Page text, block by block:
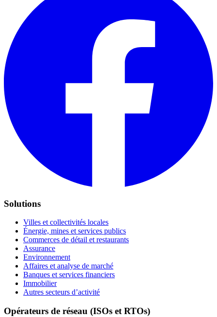
Solutions
Villes et collectivités locales
Énergie, mines et services publics
Commerces de détail et restaurants
Assurance
Environnement
Affaires et analyse de marché
Banques et services financiers
Immobilier
Autres secteurs d’activité
Opérateurs de réseau (ISOs et RTOs)